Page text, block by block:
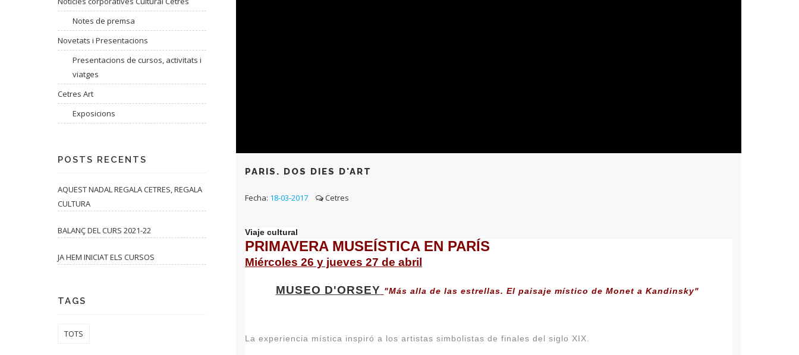
Notes de premsa
Novetats i Presentacions
Presentacions de cursos, activitats i
viatges
Cetres Art
Exposicions
POSTS RECENTS
AQUEST NADAL REGALA CETRES, REGALA
CULTURA
BALANÇ DEL CURS 2021-22
JA HEM INICIAT ELS CURSOS
TAGS
TOTS
PARIS. DOS DIES D'ART
Fecha: 18-03-2017 Cetres
Viaje cultural
PRIMAVERA MUSEÍSTICA EN PARÍS
Miércoles 26 y jueves 27 de abril
MUSEO D'ORSEY "Más alla de las estrellas. El paisaje místico de Monet a Kandinsky"
La experiencia mística inspiró a los artistas simbolistas de finales del siglo XIX.